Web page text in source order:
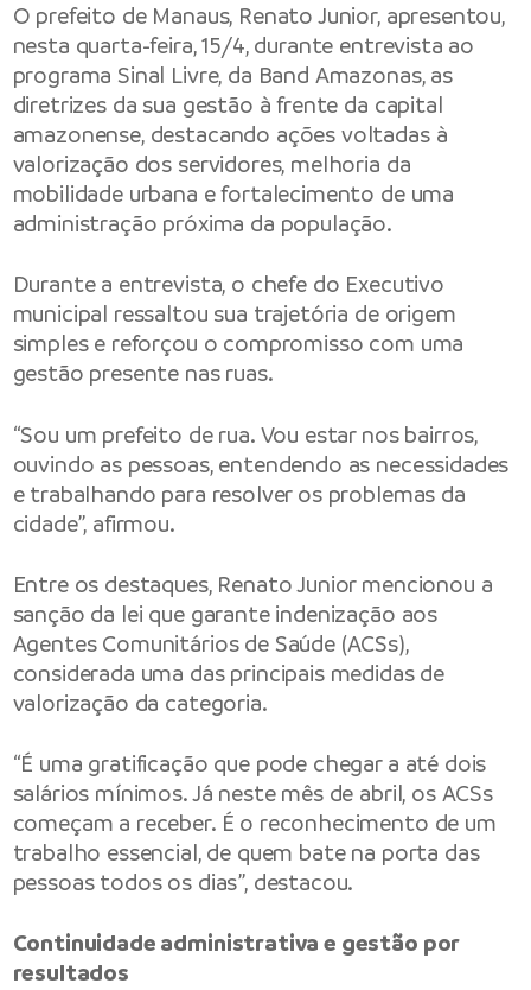
O prefeito de Manaus, Renato Junior, apresentou,
nesta quarta-feira, 15/4, durante entrevista ao
programa Sinal Livre, da Band Amazonas, as
diretrizes da sua gestão à frente da capital
amazonense, destacando ações voltadas à
valorização dos servidores, melhoria da
mobilidade urbana e fortalecimento de uma
administração próxima da população.
Durante a entrevista, o chefe do Executivo
municipal ressaltou sua trajetória de origem
simples e reforçou o compromisso com uma
gestão presente nas ruas.
“Sou um prefeito de rua. Vou estar nos bairros,
ouvindo as pessoas, entendendo as necessidades
e trabalhando para resolver os problemas da
cidade”, afirmou.
Entre os destaques, Renato Junior mencionou a
sanção da lei que garante indenização aos
Agentes Comunitários de Saúde (ACSs),
considerada uma das principais medidas de
valorização da categoria.
“É uma gratificação que pode chegar a até dois
salários mínimos. Já neste mês de abril, os ACSs
começam a receber. É o reconhecimento de um
trabalho essencial, de quem bate na porta das
pessoas todos os dias”, destacou.
Continuidade administrativa e gestão por
resultados